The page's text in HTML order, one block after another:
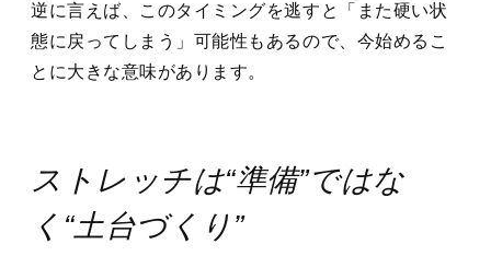
逆に言えば、このタイミングを逃すと「また硬い状
態に戻ってしまう」可能性もあるので、今始めるこ
とに大きな意味があります。
ストレッチは“準備”ではな
く“土台づくり”